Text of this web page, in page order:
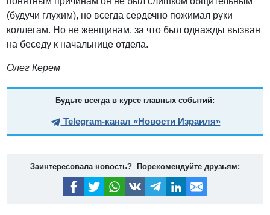
(будучи глухим), но всегда сердечно пожимал руки
коллегам. Но не женщинам, за что был однажды вызван
на беседу к начальнице отдела.
Олег Керем
Будьте всегда в курсе главных событий:
Telegram-канал «Новости Израиля»
Заинтересовала новость? Порекомендуйте друзьям: